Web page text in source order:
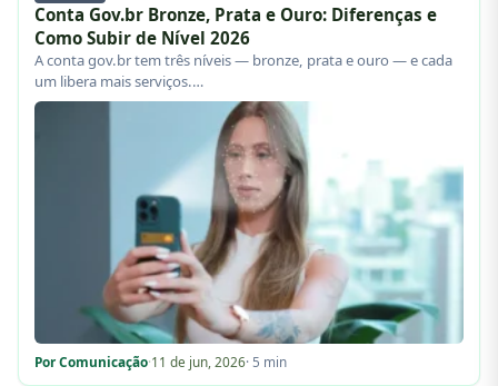
Conta Gov.br Bronze, Prata e Ouro: Diferenças e
Como Subir de Nível 2026
A conta gov.br tem três níveis — bronze, prata e ouro — e cada
um libera mais serviços.…
Por Comunicação·11 de jun, 2026· 5 min